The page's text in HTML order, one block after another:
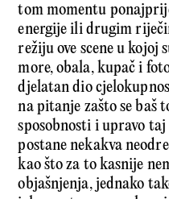
tom momentu
energije ili drugim
režiju ove scene u kojoj
more, obala, kupač i
djelatan dio
na pitanje zašto se baš
sposobnosti i upravo
postane nekakva
kao što za to kasnije
objašnjenja, jednako